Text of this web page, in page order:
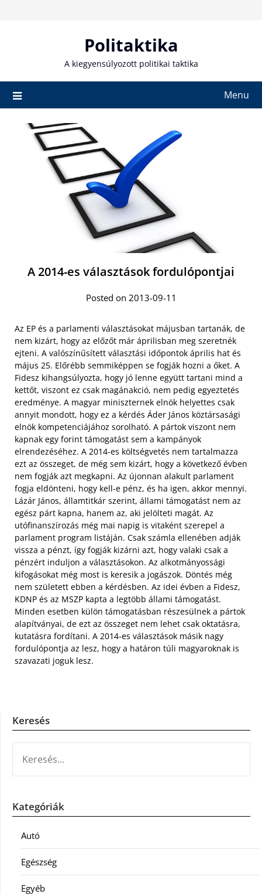
Politaktika
A kiegyensúlyozott politikai taktika
Menu
A 2014-es választások fordulópontjai
Posted on 2013-09-11
Az EP és a parlamenti választásokat májusban tartanák, de
nem kizárt, hogy az előzőt már áprilisban meg szeretnék
ejteni. A valószínűsített választási időpontok április hat és
május 25. Előrébb semmiképpen se fogják hozni a őket. A
Fidesz kihangsúlyozta, hogy jó lenne együtt tartani mind a
kettőt, viszont ez csak magánakció, nem pedig egyeztetés
eredménye. A magyar miniszternek elnök helyettes csak
annyit mondott, hogy ez a kérdés Áder János köztársasági
elnök kompetenciájához sorolható. A pártok viszont nem
kapnak egy forint támogatást sem a kampányok
elrendezéséhez. A 2014-es költségvetés nem tartalmazza
ezt az összeget, de még sem kizárt, hogy a következő évben
nem fogják azt megkapni. Az újonnan alakult parlament
fogja eldönteni, hogy kell-e pénz, és ha igen, akkor mennyi.
Lázár János, államtitkár szerint, állami támogatást nem az
egész párt kapna, hanem az, aki jelölteti magát. Az
utófinanszírozás még mai napig is vitaként szerepel a
parlament program listáján. Csak számla ellenében adják
vissza a pénzt, így fogják kizárni azt, hogy valaki csak a
pénzért induljon a választásokon. Az alkotmányossági
kifogásokat még most is keresik a jogászok. Döntés még
nem született ebben a kérdésben. Az idei évben a Fidesz,
KDNP és az MSZP kapta a legtöbb állami támogatást.
Minden esetben külön támogatásban részesülnek a pártok
alapítványai, de ezt az összeget nem lehet csak oktatásra,
kutatásra fordítani. A 2014-es választások másik nagy
fordulópontja az lesz, hogy a határon túli magyaroknak is
szavazati joguk lesz.
Keresés
Kategóriák
Autó
Egészség
Egyéb